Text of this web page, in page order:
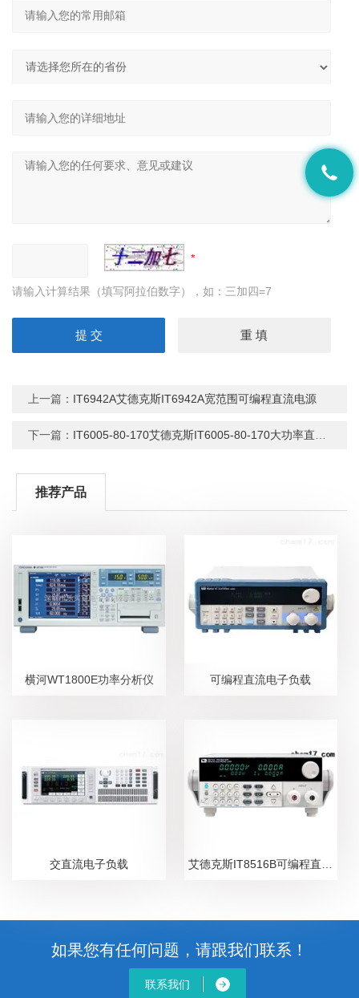
请输入计算结果（填写阿拉伯数字），如：三加四=7
上一篇： IT6942A艾德克斯IT6942A宽范围可编程直流电源
下一篇： IT6005-80-170艾德克斯IT6005-80-170大功率直流电源
推荐产品
横河WT1800E功率分析仪 可编程直流电子负载
交直流电子负载
如果您有任何问题，请跟我们联系！
联系我们